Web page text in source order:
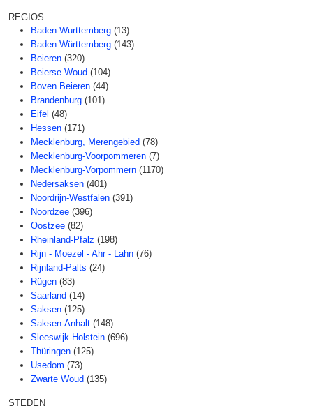
REGIOS
Baden-Wurttemberg (13)
Baden-Württemberg (143)
Beieren (320)
Beierse Woud (104)
Boven Beieren (44)
Brandenburg (101)
Eifel (48)
Hessen (171)
Mecklenburg, Merengebied (78)
Mecklenburg-Voorpommeren (7)
Mecklenburg-Vorpommern (1170)
Nedersaksen (401)
Noordrijn-Westfalen (391)
Noordzee (396)
Oostzee (82)
Rheinland-Pfalz (198)
Rijn - Moezel - Ahr - Lahn (76)
Rijnland-Palts (24)
Rügen (83)
Saarland (14)
Saksen (125)
Saksen-Anhalt (148)
Sleeswijk-Holstein (696)
Thüringen (125)
Usedom (73)
Zwarte Woud (135)
STEDEN